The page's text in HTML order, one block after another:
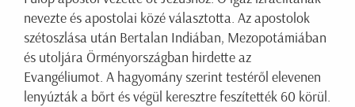
nevezte és apostolai közé választotta. Az apostolok
szétoszlása után Bertalan Indiában, Mezopotámiában
és utoljára Örményországban hirdette az
Evangéliumot. A hagyomány szerint testéről elevenen
lenyúzták a bőrt és végül keresztre feszítették 60 körül.